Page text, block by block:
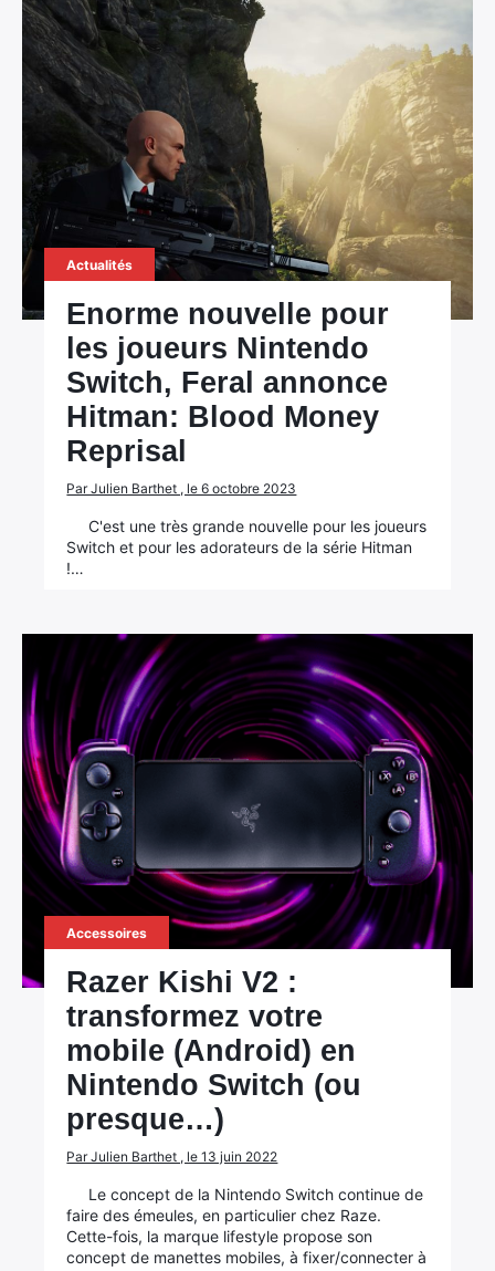
Actualités
Enorme nouvelle pour
les joueurs Nintendo
Switch, Feral annonce
Hitman: Blood Money
Reprisal
Par Julien Barthet , le 6 octobre 2023
C'est une très grande nouvelle pour les joueurs
Switch et pour les adorateurs de la série Hitman
!…
Accessoires
Razer Kishi V2 :
transformez votre
mobile (Android) en
Nintendo Switch (ou
presque…)
Par Julien Barthet , le 13 juin 2022
Le concept de la Nintendo Switch continue de
faire des émeules, en particulier chez Raze.
Cette-fois, la marque lifestyle propose son
concept de manettes mobiles, à fixer/connecter à